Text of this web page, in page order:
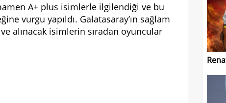
A+ plus isimlerle ilgilendiği ve bu
vurgu yapıldı. Galatasaray’ın sağlam
alınacak isimlerin sıradan oyuncular